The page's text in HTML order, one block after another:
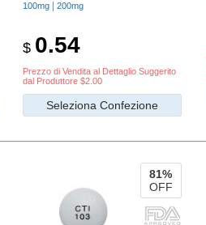
100mg 200mg
$ 0.54
Prezzo di Vendita al Dettaglio Suggerito
dal Produttore $2.00
Seleziona Confezione
81%
OFF